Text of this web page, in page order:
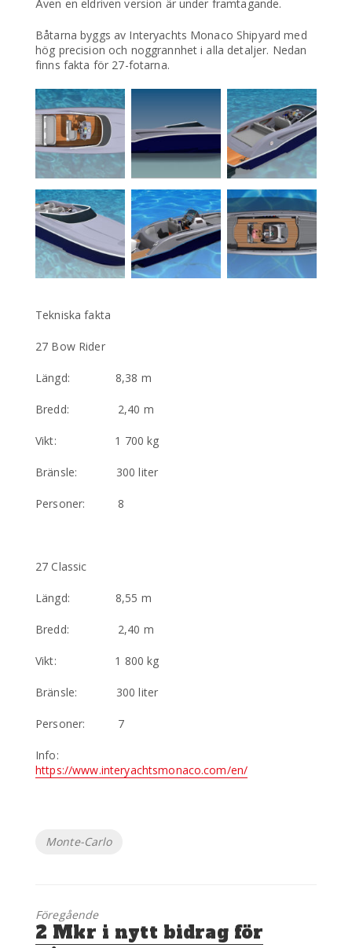
Även en eldriven version är under framtagande.
Båtarna byggs av Interyachts Monaco Shipyard med
hög precision och noggrannhet i alla detaljer. Nedan
finns fakta för 27-fotarna.
Tekniska fakta
27 Bow Rider
Längd: 8,38 m
Bredd: 2,40 m
Vikt: 1 700 kg
Bränsle: 300 liter
Personer: 8
27 Classic
Längd: 8,55 m
Bredd: 2,40 m
Vikt: 1 800 kg
Bränsle: 300 liter
Personer: 7
Info:
https://www.interyachtsmonaco.com/en/
Etiketter
Monte-Carlo
Föregående
Föregående
inlägg:
2 Mkr i nytt bidrag för